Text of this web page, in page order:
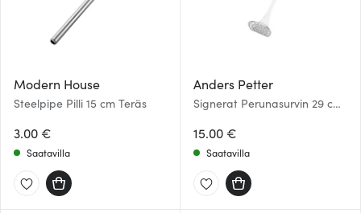
Modern House
Steelpipe Pilli 15 cm Teräs
3.00 €
Saatavilla
Anders Petter
Signerat Perunasurvin 29 cm
15.00 €
Saatavilla